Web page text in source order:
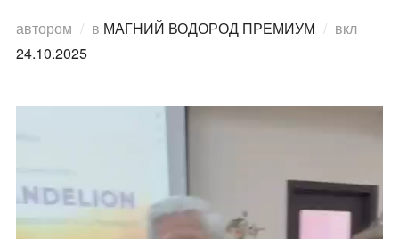
автором в МАГНИЙ ВОДОРОД ПРЕМИУМ вкл
24.10.2025